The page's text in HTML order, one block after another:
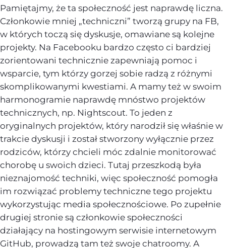
Pamiętajmy, że ta społeczność jest naprawdę liczna.
Członkowie mniej „techniczni” tworzą grupy na FB,
w których toczą się dyskusje, omawiane są kolejne
projekty. Na Facebooku bardzo często ci bardziej
zorientowani technicznie zapewniają pomoc i
wsparcie, tym którzy gorzej sobie radzą z różnymi
skomplikowanymi kwestiami. A mamy też w swoim
harmonogramie naprawdę mnóstwo projektów
technicznych, np. Nightscout. To jeden z
oryginalnych projektów, który narodził się właśnie w
trakcie dyskusji i został stworzony wyłącznie przez
rodziców, którzy chcieli móc zdalnie monitorować
chorobę u swoich dzieci. Tutaj przeszkodą była
nieznajomość techniki, więc społeczność pomogła
im rozwiązać problemy techniczne tego projektu
wykorzystując media społecznościowe. Po zupełnie
drugiej stronie są członkowie społeczności
działający na hostingowym serwisie internetowym
GitHub, prowadzą tam też swoje chatroomy. A